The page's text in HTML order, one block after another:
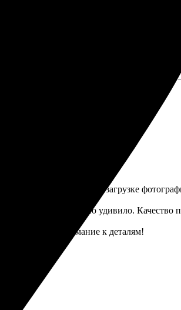
Всё сделали аккуратно, а главное
вернусь снова.
все понятно. При загрузке
времени, что приятно удивило. Качество
и внимание к деталям!